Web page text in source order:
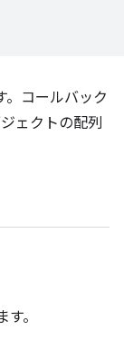
。コールバック
ェクトの配列
。